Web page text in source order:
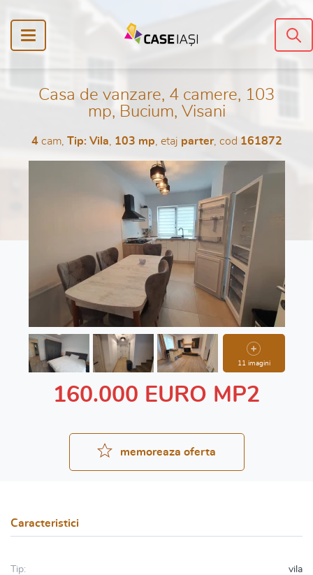
Casa de vanzare, 4 camere, 103
mp, Bucium, Visani
4cam, Tip: Vila 103 mp , etaj parter, cod 161872
11 imagini
160.000 EURO MP2
memoreaza oferta
Caracteristici
Tip: vila